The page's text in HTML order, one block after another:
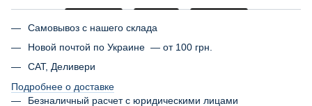
Самовывоз с нашего склада
Новой почтой по Украине — от 100 грн.
САТ, Деливери
Подробнее о доставке
Безналичный расчет с юридическими лицами